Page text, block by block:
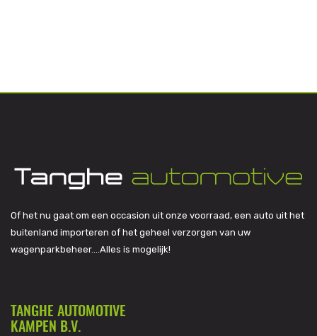
Of het nu gaat om een occasion uit onze voorraad, een auto uit het
buitenland importeren of het geheel verzorgen van uw
wagenparkbeheer….Alles is mogelijk!
TANGHE AUTOMOTIVE
KAMPEN B.V.